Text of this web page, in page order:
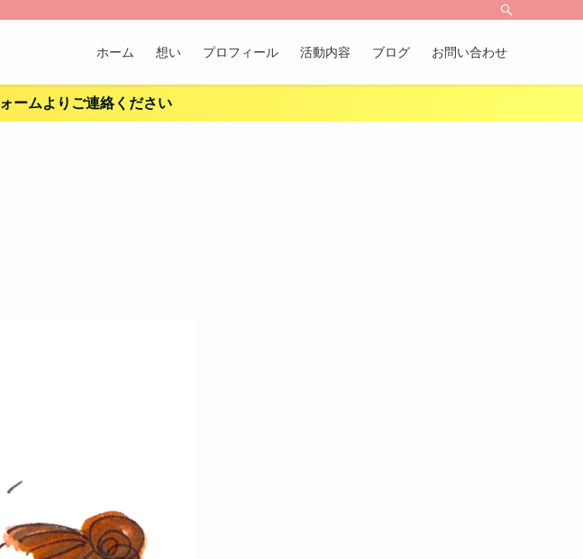
ホーム 想い プロフィール 活動内容 ブログ お問い合わせ
ームよりご連絡ください